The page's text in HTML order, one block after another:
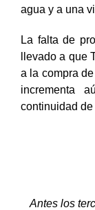
agua y a una
La falta de
llevado a que
a la compra
incrementa
continuidad
Antes los